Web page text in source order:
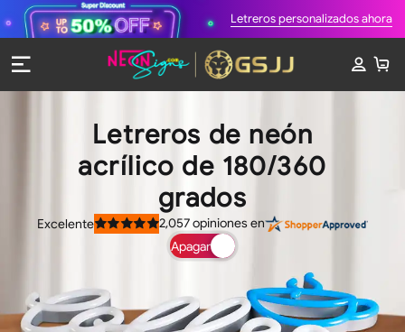
Letreros personalizados ahora
Letreros de neón
acrílico de 180/360
grados
Calificado
Excelente 2,057opiniones en
Apagar